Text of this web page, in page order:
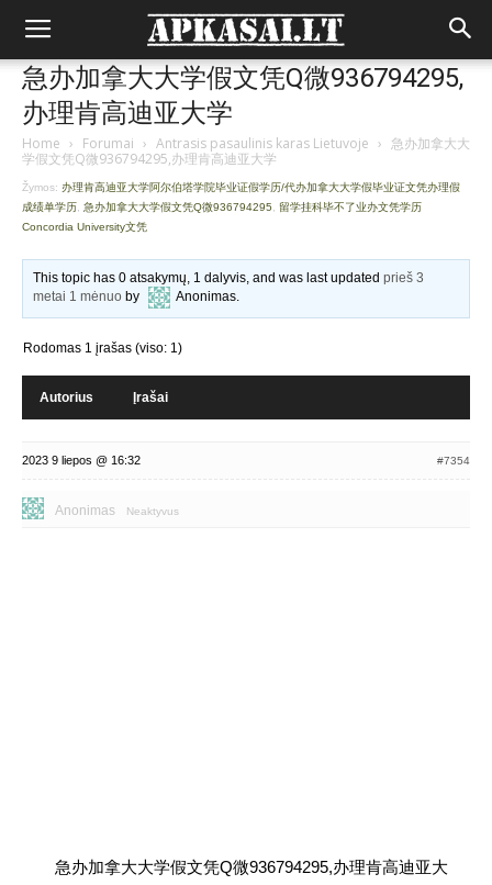
急办加拿大大学假文凭Q微936794295,
办理肯高迪亚大学
Home › Forumai › Antrasis pasaulinis karas Lietuvoje › 急办加拿大大
学假文凭Q微936794295,办理肯高迪亚大学
Žymos: 办理肯高迪亚大学阿尔伯塔学院毕业证假学历/代办加拿大大学假毕业证文凭办理假
成绩单学历 急办加拿大大学假文凭Q微936794295
留学挂科毕不了业办文凭学历
Concordia University文凭
This topic has 0 atsakymų, 1 dalyvis, and was last updatedprieš 3
metai 1 mėnuo by Anonimas.
Rodomas 1 įrašas (viso: 1)
Autorius Įrašai
2023 9 liepos @ 16:32 #7354
Anonimas Neaktyvus
急办加拿大大学假文凭Q微936794295,办理肯高迪亚大